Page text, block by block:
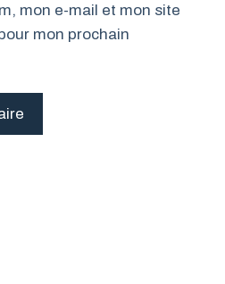
mon e-mail et mon site
mon prochain